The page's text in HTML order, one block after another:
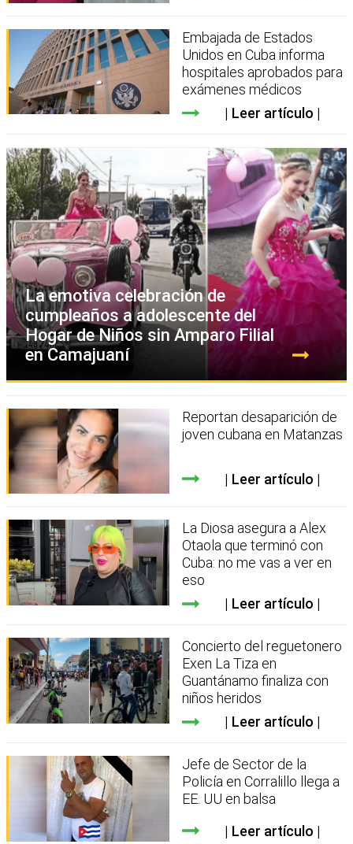
Embajada de Estados
Unidos en Cuba informa
hospitales aprobados para
exámenes médicos
Leer artículo
La emotiva celebración de
cumpleaños a adolescente del
Hogar de Niños sin Amparo Filial
en Camajuaní
Reportan desaparición de
joven cubana en Matanzas
Leer artículo
La Diosa asegura a Alex
Otaola que terminó con
Cuba: no me vas a ver en
eso
Leer artículo
Concierto del reguetonero
Exen La Tiza en
Guantánamo finaliza con
niños heridos
Leer artículo
Jefe de Sector de la
Policía en Corralillo llega a
EE. UU en balsa
Leer artículo